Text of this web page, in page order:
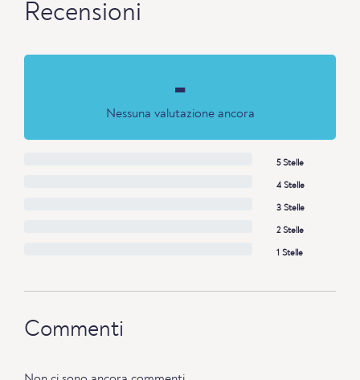
Recensioni
-
Nessuna valutazione ancora
5 Stelle
4 Stelle
3 Stelle
2 Stelle
1 Stelle
Commenti